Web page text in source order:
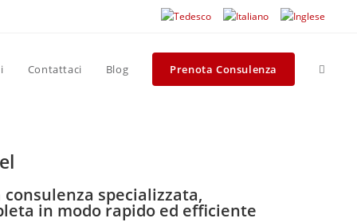
Contattaci Blog Prenota Consulenza
specializzata,
in modo rapido ed efficiente